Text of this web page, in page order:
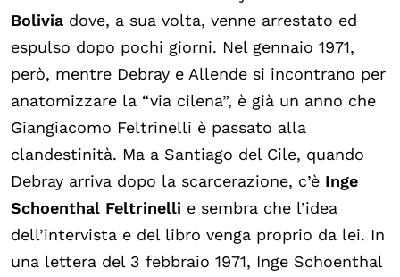
Bolivia dove, a sua volta, venne arrestato ed
espulso dopo pochi giorni. Nel gennaio 1971,
però, mentre Debray e Allende si incontrano per
anatomizzare la “via cilena”, è già un anno che
Giangiacomo Feltrinelli è passato alla
clandestinità. Ma a Santiago del Cile, quando
Debray arriva dopo la scarcerazione, c’è Inge
Schoenthal Feltrinelli e sembra che l’idea
dell’intervista e del libro venga proprio da lei. In
una lettera del 3 febbraio 1971, Inge Schoenthal